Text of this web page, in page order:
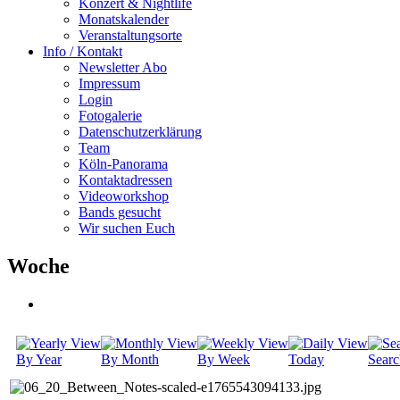
Konzert & Nightlife
Monatskalender
Veranstaltungsorte
Info / Kontakt
Newsletter Abo
Impressum
Login
Fotogalerie
Datenschutzerklärung
Team
Köln-Panorama
Kontaktadressen
Videoworkshop
Bands gesucht
Wir suchen Euch
Woche
By Year By Month By Week Today